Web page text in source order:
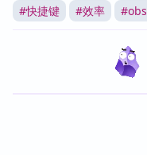
#快捷键 #效率 #